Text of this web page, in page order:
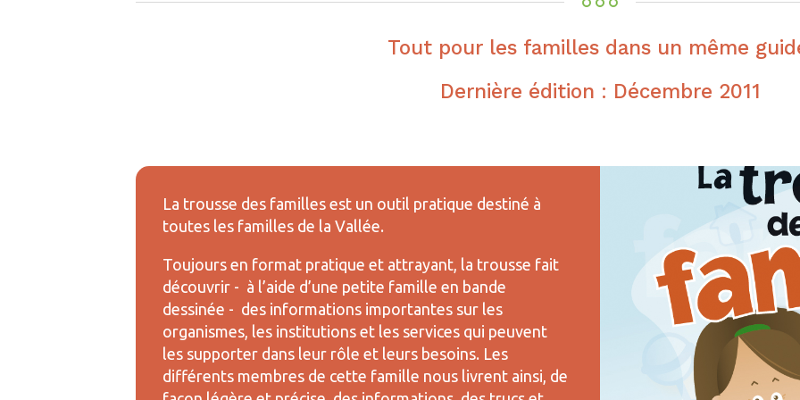
Tout pour les familles dans un même
Dernière édition : Décembre 2011
La trousse des familles est un outil pratique destiné à
toutes les familles de la Vallée.
Toujours en format pratique et attrayant, la trousse fait
découvrir - à l’aide d’une petite famille en bande
dessinée - des informations importantes sur les
organismes, les institutions et les services qui peuvent
les supporter dans leur rôle et leurs besoins. Les
différents membres de cette famille nous livrent ainsi, de